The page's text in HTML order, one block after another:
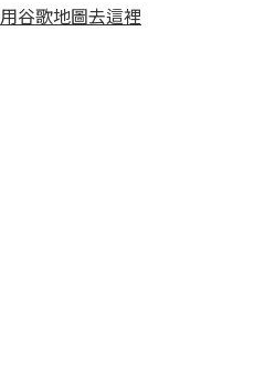
用谷歌地圖去這裡